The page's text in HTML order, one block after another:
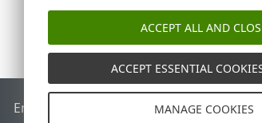
End of Life Base de connaissances ESET
ACCEPT ALL AND
ACCEPT ESSENTIAL
MANAGE COOKIES